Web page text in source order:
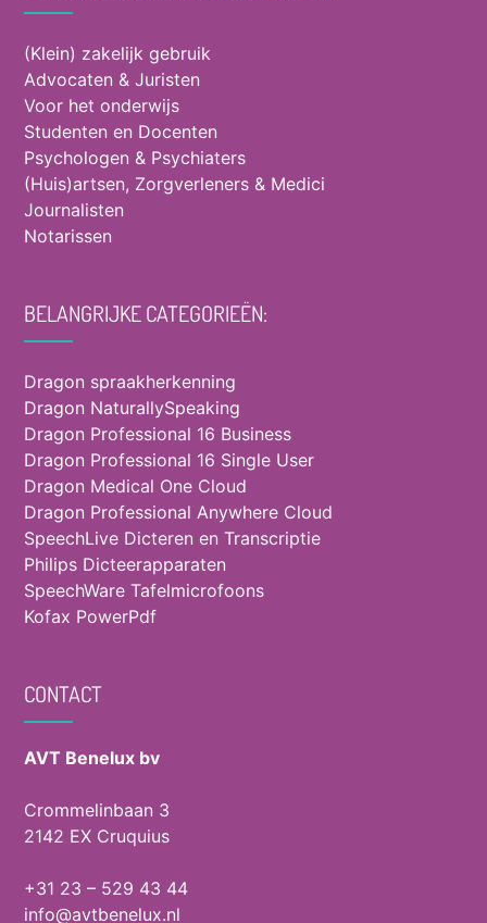
(Klein) zakelijk gebruik
Advocaten & Juristen
Voor het onderwijs
Studenten en Docenten
Psychologen & Psychiaters
(Huis)artsen, Zorgverleners & Medici
Journalisten
Notarissen
BELANGRIJKE CATEGORIEËN:
Dragon spraakherkenning
Dragon NaturallySpeaking
Dragon Professional 16 Business
Dragon Professional 16 Single User
Dragon Medical One Cloud
Dragon Professional Anywhere Cloud
SpeechLive Dicteren en Transcriptie
Philips Dicteerapparaten
SpeechWare Tafelmicrofoons
Kofax PowerPdf
CONTACT
AVT Benelux bv
Crommelinbaan 3
2142 EX Cruquius
+31 23 – 529 43 44
info@avtbenelux.nl